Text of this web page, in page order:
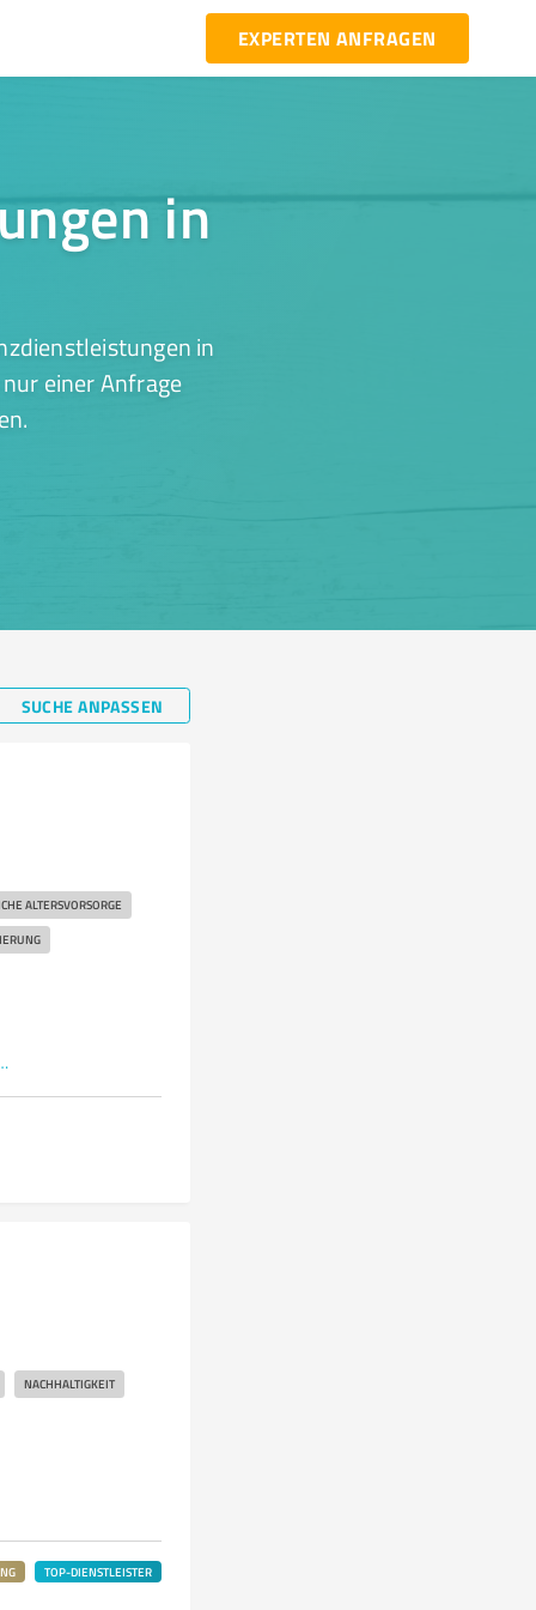
EXPERTEN ANFRAGEN
in
in
einer Anfrage
SUCHE ANPASSEN
ALTERSVORSORGE
ask-the-experts-uk-pension-transfer/
NACHHALTIGKEIT
TOP-DIENSTLEISTER